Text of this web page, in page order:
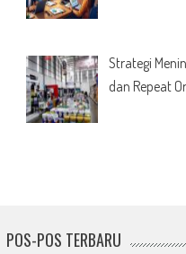
Strategi
dan Repeat
POS-POS TERBARU